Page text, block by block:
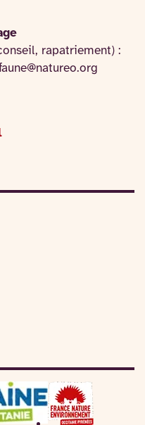
rapatriement) :